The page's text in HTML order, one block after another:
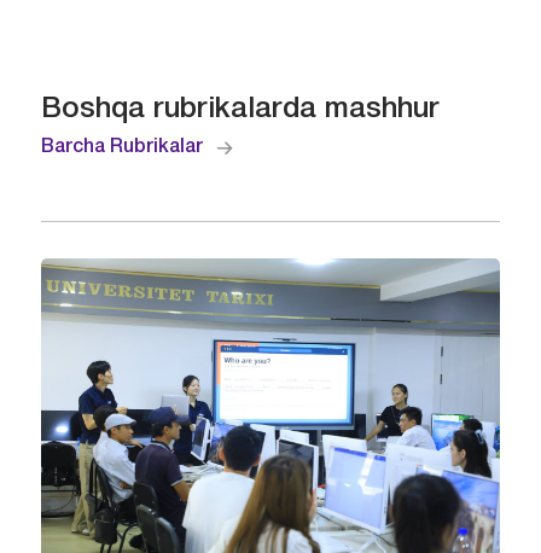
Boshqa rubrikalarda mashhur
Barcha Rubrikalar